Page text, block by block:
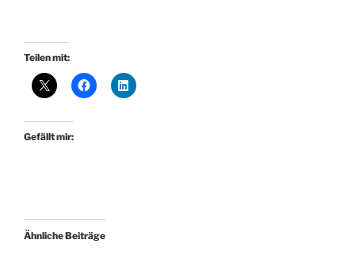
Teilen mit:
Gefällt mir:
Ähnliche Beiträge